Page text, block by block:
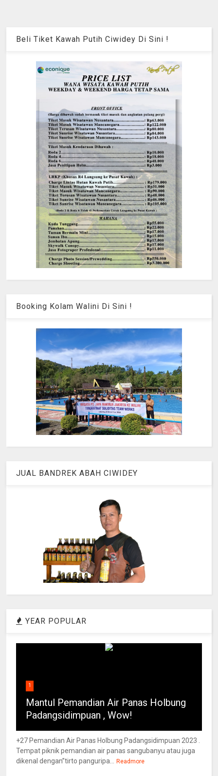
Beli Tiket Kawah Putih Ciwidey Di Sini !
Booking Kolam Walini Di Sini !
JUAL BANDREK ABAH CIWIDEY
YEAR POPULAR
1
Mantul Pemandian Air Panas Holbung
Padangsidimpuan , Wow!
+27 Pemandian Air Panas Holbung Padangsidimpuan 2023 .
Tempat piknik pemandian air panas sangubanyu atau juga
dikenal dengan”tirto panguripa...
Readmore